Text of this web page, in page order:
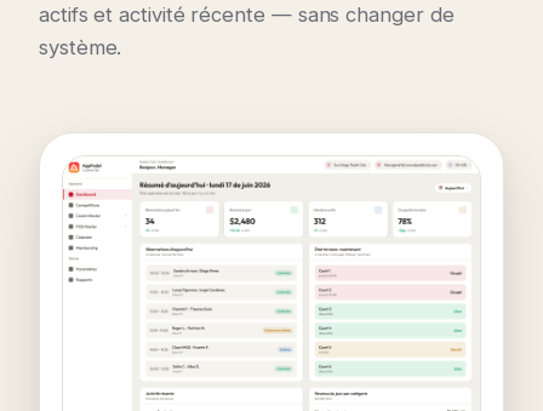
actifs et activité récente — sans changer de
système.